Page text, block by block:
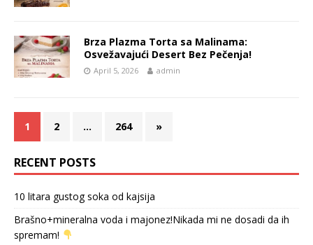
Brza Plazma Torta sa Malinama:
Osvežavajući Desert Bez Pečenja!
April 5, 2026 admin
1 2 … 264 »
RECENT POSTS
10 litara gustog soka od kajsija
Brašno+mineralna voda i majonez!Nikada mi ne dosadi da ih
spremam!